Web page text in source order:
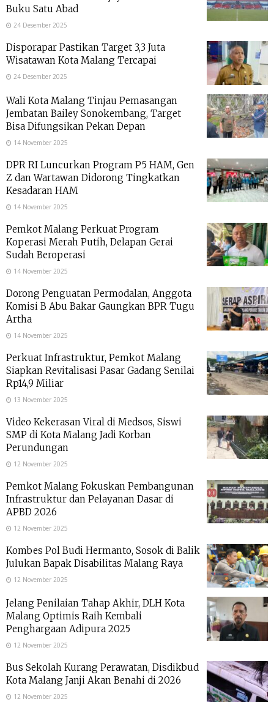
Buku Satu Abad
24 Desember 2025
Disporapar Pastikan Target 3,3 Juta
Wisatawan Kota Malang Tercapai
24 Desember 2025
Wali Kota Malang Tinjau Pemasangan
Jembatan Bailey Sonokembang, Target
Bisa Difungsikan Pekan Depan
14 November 2025
DPR RI Luncurkan Program P5 HAM, Gen
Z dan Wartawan Didorong Tingkatkan
Kesadaran HAM
14 November 2025
Pemkot Malang Perkuat Program
Koperasi Merah Putih, Delapan Gerai
Sudah Beroperasi
14 November 2025
Dorong Penguatan Permodalan, Anggota
Komisi B Abu Bakar Gaungkan BPR Tugu
Artha
14 November 2025
Perkuat Infrastruktur, Pemkot Malang
Siapkan Revitalisasi Pasar Gadang Senilai
Rp14,9 Miliar
13 November 2025
Video Kekerasan Viral di Medsos, Siswi
SMP di Kota Malang Jadi Korban
Perundungan
12 November 2025
Pemkot Malang Fokuskan Pembangunan
Infrastruktur dan Pelayanan Dasar di
APBD 2026
12 November 2025
Kombes Pol Budi Hermanto, Sosok di Balik
Julukan Bapak Disabilitas Malang Raya
12 November 2025
Jelang Penilaian Tahap Akhir, DLH Kota
Malang Optimis Raih Kembali
Penghargaan Adipura 2025
12 November 2025
Bus Sekolah Kurang Perawatan, Disdikbud
Kota Malang Janji Akan Benahi di 2026
12 November 2025